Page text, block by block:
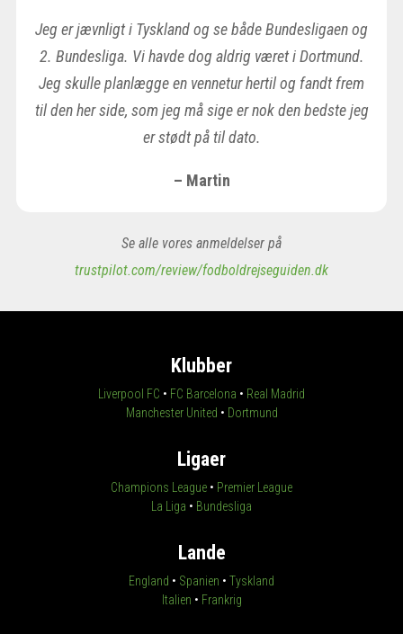
Jeg er jævnligt i Tyskland og se både Bundesligaen og
2. Bundesliga. Vi havde dog aldrig været i Dortmund.
Jeg skulle planlægge en vennetur hertil og fandt frem
til den her side, som jeg må sige er nok den bedste jeg
er stødt på til dato.
– Martin
Se alle vores anmeldelser på
trustpilot.com/review/fodboldrejseguiden.dk
Klubber
Liverpool FC • FC Barcelona • Real Madrid
Manchester United • Dortmund
Ligaer
Champions League • Premier League
La Liga • Bundesliga
Lande
England • Spanien • Tyskland
Italien • Frankrig